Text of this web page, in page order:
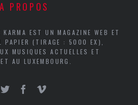
A PROPOS
KARMA EST UN MAGAZINE WEB ET
PAPIER (TIRAGE : 5000 EX),
MUSIQUES ACTUELLES ET
AU LUXEMBOURG.